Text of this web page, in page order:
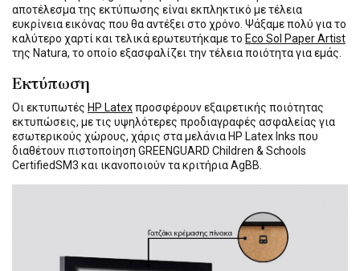
αποτέλεσμα της εκτύπωσης είναι εκπληκτικό με τέλεια
ευκρίνεια εικόνας που θα αντέξει στο χρόνο. Ψάξαμε πολύ για το
καλύτερο χαρτί και τελικά ερωτευτήκαμε το Eco Sol Paper Artist
της Natura, το οποίο εξασφαλίζει την τέλεια ποιότητα για εμάς.
Εκτύπωση
Οι εκτυπωτές HP Latexπροσφέρουν εξαιρετικής ποιότητας
εκτυπώσεις, με τις υψηλότερες προδιαγραφές ασφαλείας για
εσωτερικούς χώρους, χάρις στα μελάνια HP Latex Inks που
διαθέτουν πιστοποίηση GREENGUARD Children & Schools
CertifiedSM3 και ικανοποιούν τα κριτήρια AgBB.